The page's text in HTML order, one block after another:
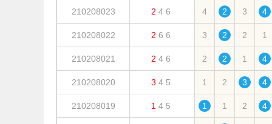
210208023 2 4 6 4 2 3 4
210208022 2 6 6 3 2 2 1
210208021 2 4 6 2 2 1 4
210208020 3 4 5 1 2 3 4
210208019 1 4 5 1 1 2 4